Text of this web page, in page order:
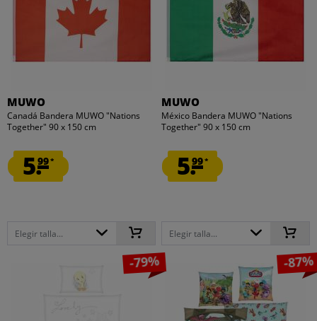
MUWO
Canadá Bandera MUWO "Nations
Together" 90 x 150 cm
5.99*
Elegir talla...
MUWO
México Bandera MUWO "Nations
Together" 90 x 150 cm
5.99*
Elegir talla...
-79% -87%